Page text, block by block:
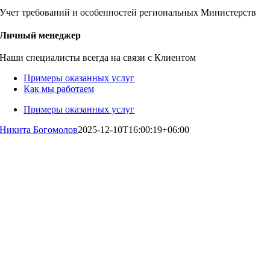
Учет требований и особенностей региональных Министерств
Личный менеджер
Наши специалисты всегда на связи с Клиентом
Примеры оказанных услуг
Как мы работаем
Примеры оказанных услуг
Никита Богомолов2025-12-10T16:00:19+06:00